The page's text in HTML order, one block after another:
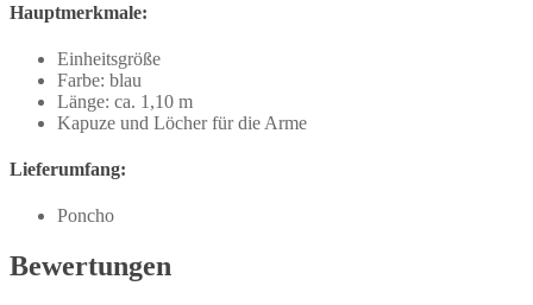
Hauptmerkmale:
Einheitsgröße
Farbe: blau
Länge: ca. 1,10 m
Kapuze und Löcher für die Arme
Lieferumfang:
Poncho
Bewertungen